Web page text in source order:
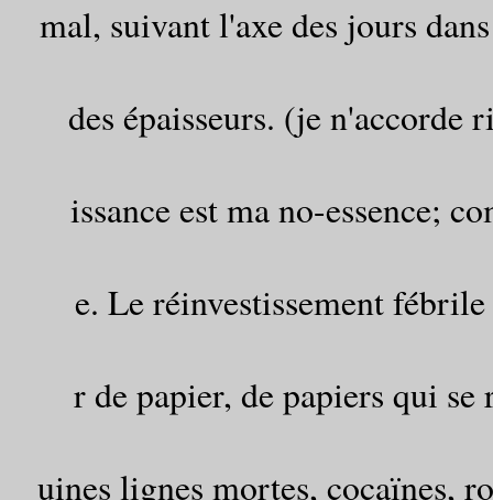
mal, suivant l'axe des jours
des épaisseurs. (je n'accorde
issance est ma no-essence;
e. Le réinvestissement
r de papier, de papiers qui
uines lignes mortes, cocaïnes,